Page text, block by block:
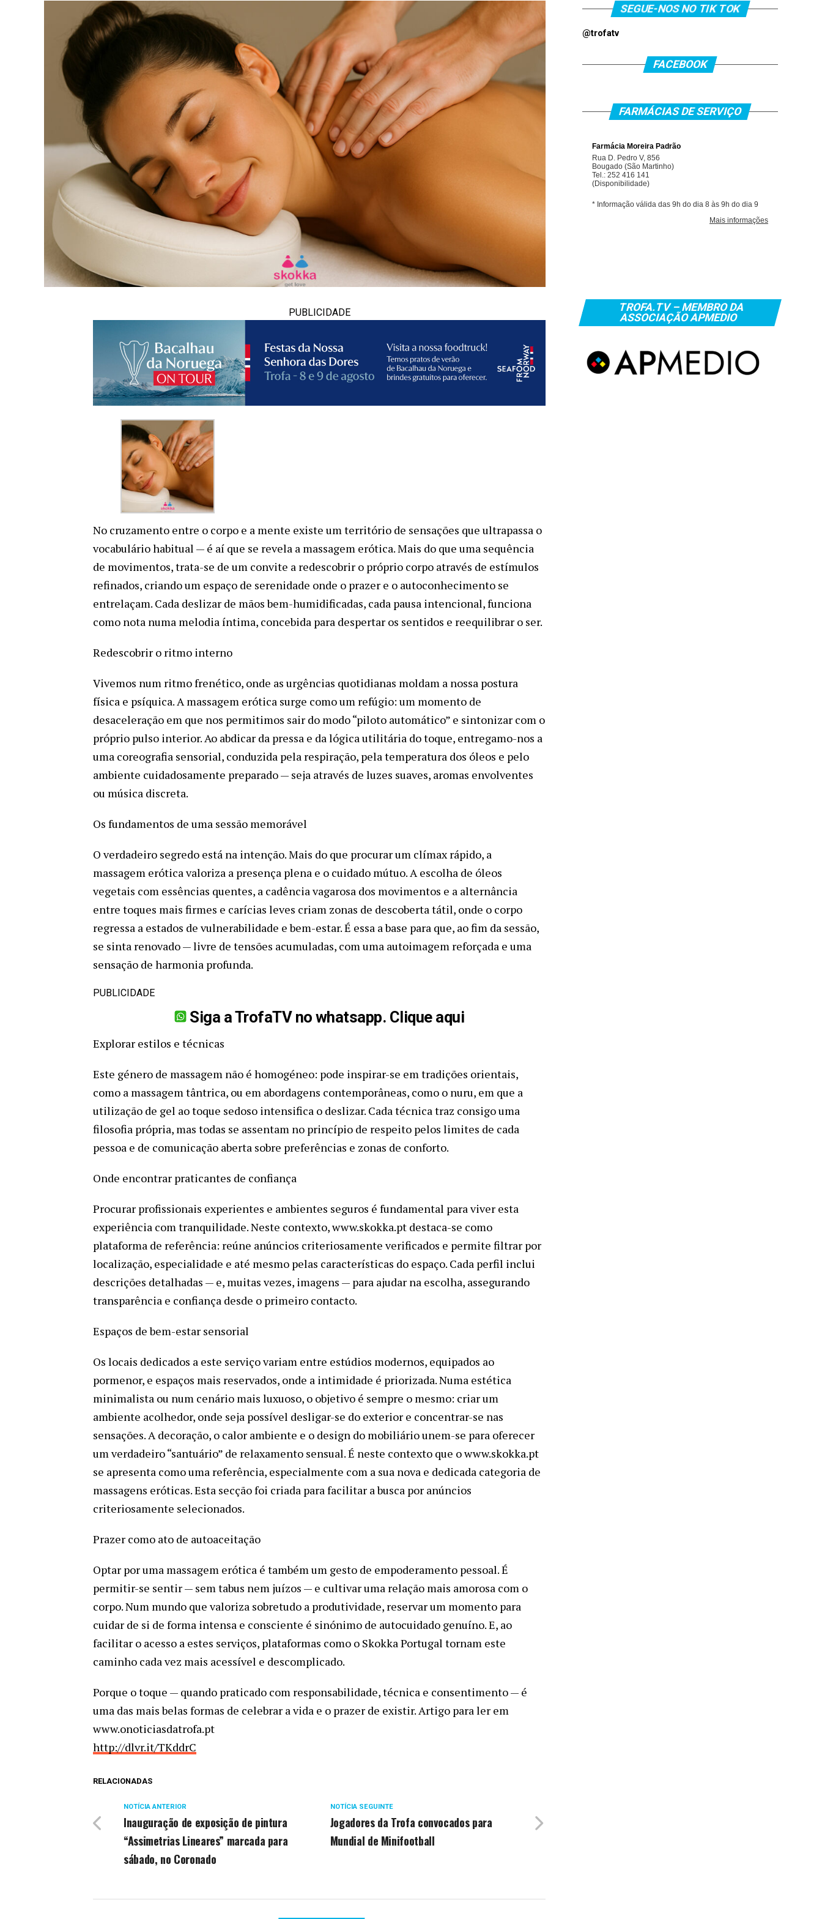
PUBLICIDADE
No cruzamento entre o corpo e a mente existe um território de sensações que ultrapassa o
vocabulário habitual — é aí que se revela a massagem erótica. Mais do que uma sequência
de movimentos, trata-se de um convite a redescobrir o próprio corpo através de estímulos
refinados, criando um espaço de serenidade onde o prazer e o autoconhecimento se
entrelaçam. Cada deslizar de mãos bem-humidificadas, cada pausa intencional, funciona
como nota numa melodia íntima, concebida para despertar os sentidos e reequilibrar o ser.
Redescobrir o ritmo interno
Vivemos num ritmo frenético, onde as urgências quotidianas moldam a nossa postura
física e psíquica. A massagem erótica surge como um refúgio: um momento de
desaceleração em que nos permitimos sair do modo “piloto automático” e sintonizar com o
próprio pulso interior. Ao abdicar da pressa e da lógica utilitária do toque, entregamo-nos a
uma coreografia sensorial, conduzida pela respiração, pela temperatura dos óleos e pelo
ambiente cuidadosamente preparado — seja através de luzes suaves, aromas envolventes
ou música discreta.
Os fundamentos de uma sessão memorável
O verdadeiro segredo está na intenção. Mais do que procurar um clímax rápido, a
massagem erótica valoriza a presença plena e o cuidado mútuo. A escolha de óleos
vegetais com essências quentes, a cadência vagarosa dos movimentos e a alternância
entre toques mais firmes e carícias leves criam zonas de descoberta tátil, onde o corpo
regressa a estados de vulnerabilidade e bem-estar. É essa a base para que, ao fim da sessão,
se sinta renovado — livre de tensões acumuladas, com uma autoimagem reforçada e uma
sensação de harmonia profunda.
PUBLICIDADE
Siga a TrofaTV no whatsapp. Clique aqui
Explorar estilos e técnicas
Este género de massagem não é homogéneo: pode inspirar-se em tradições orientais,
como a massagem tântrica, ou em abordagens contemporâneas, como o nuru, em que a
utilização de gel ao toque sedoso intensifica o deslizar. Cada técnica traz consigo uma
filosofia própria, mas todas se assentam no princípio de respeito pelos limites de cada
pessoa e de comunicação aberta sobre preferências e zonas de conforto.
Onde encontrar praticantes de confiança
Procurar profissionais experientes e ambientes seguros é fundamental para viver esta
experiência com tranquilidade. Neste contexto, www.skokka.pt destaca-se como
plataforma de referência: reúne anúncios criteriosamente verificados e permite filtrar por
localização, especialidade e até mesmo pelas características do espaço. Cada perfil inclui
descrições detalhadas — e, muitas vezes, imagens — para ajudar na escolha, assegurando
transparência e confiança desde o primeiro contacto.
Espaços de bem-estar sensorial
Os locais dedicados a este serviço variam entre estúdios modernos, equipados ao
pormenor, e espaços mais reservados, onde a intimidade é priorizada. Numa estética
minimalista ou num cenário mais luxuoso, o objetivo é sempre o mesmo: criar um
ambiente acolhedor, onde seja possível desligar-se do exterior e concentrar-se nas
sensações. A decoração, o calor ambiente e o design do mobiliário unem-se para oferecer
um verdadeiro “santuário” de relaxamento sensual. É neste contexto que o www.skokka.pt
se apresenta como uma referência, especialmente com a sua nova e dedicada categoria de
massagens eróticas. Esta secção foi criada para facilitar a busca por anúncios
criteriosamente selecionados.
Prazer como ato de autoaceitação
Optar por uma massagem erótica é também um gesto de empoderamento pessoal. É
permitir-se sentir — sem tabus nem juízos — e cultivar uma relação mais amorosa com o
corpo. Num mundo que valoriza sobretudo a produtividade, reservar um momento para
cuidar de si de forma intensa e consciente é sinónimo de autocuidado genuíno. E, ao
facilitar o acesso a estes serviços, plataformas como o Skokka Portugal tornam este
caminho cada vez mais acessível e descomplicado.
Porque o toque — quando praticado com responsabilidade, técnica e consentimento — é
uma das mais belas formas de celebrar a vida e o prazer de existir. Artigo para ler em
www.onoticiasdatrofa.pt
http://dlvr.it/TKddrC
RELACIONADAS
NOTÍCIA SEGUINTE
Jogadores da Trofa convocados para
Mundial de Minifootball
NOTÍCIA ANTERIOR
Inauguração de exposição de pintura
“Assimetrias Lineares” marcada para
sábado, no Coronado
SEGUE-NOS NO TIK TOK
@trofatv
FACEBOOK
FARMÁCIAS DE SERVIÇO
TROFA.TV – MEMBRO DA
ASSOCIAÇÃO APMEDIO